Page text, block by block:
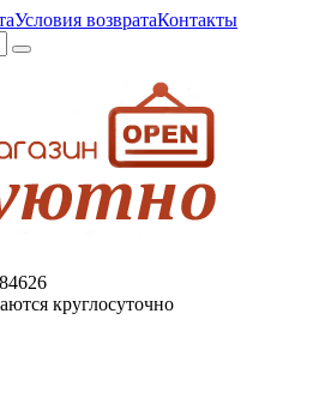
Условия возвратаКонтакты
круглосуточно